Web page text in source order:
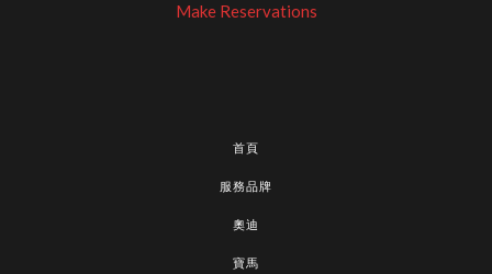
Make Reservations
首頁
服務品牌
奧迪
寶馬